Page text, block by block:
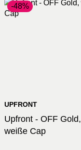
-48%
UPFRONT
Upfront - OFF Gold,
weiße Cap